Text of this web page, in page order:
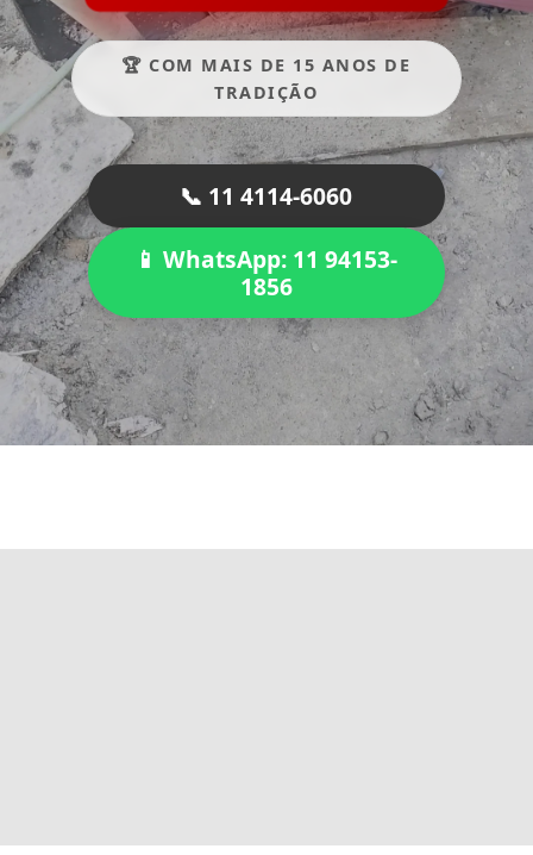
🏆 COM MAIS DE 15 ANOS DE
TRADIÇÃO
📞 11 4114-6060
📱 WhatsApp: 11 94153-
1856